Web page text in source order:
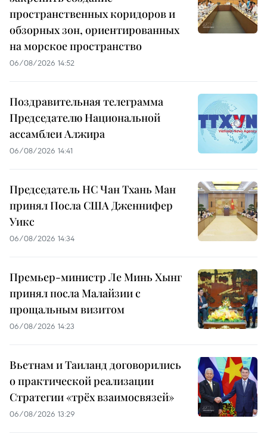
пространственных коридоров и
обзорных зон, ориентированных
на морское пространство
06/08/2026 14:52
Поздравительная телеграмма
Председателю Национальной
ассамблеи Алжира
06/08/2026 14:41
Председатель НС Чан Тхань Ман
принял Посла США Дженнифер
Уикс
06/08/2026 14:34
Премьер-министр Ле Минь Хынг
принял посла Малайзии с
прощальным визитом
06/08/2026 14:23
Вьетнам и Таиланд договорились
о практической реализации
Стратегии «трёх взаимосвязей»
06/08/2026 13:29